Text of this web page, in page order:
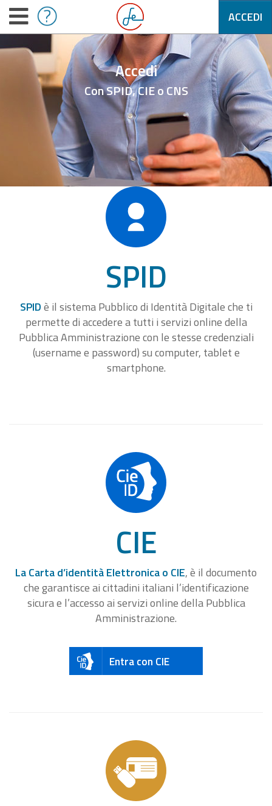
ACCEDI
Accedi
Con SPID, CIE o CNS
SPID
SPIDè il sistema Pubblico di Identità Digitale che ti
permette di accedere a tutti i servizi online della
Pubblica Amministrazione con le stesse credenziali
(username e password) su computer, tablet e
smartphone.
CIE
La Carta d’identità Elettronica o CIE, è il documento
che garantisce ai cittadini italiani l’identificazione
sicura e l’accesso ai servizi online della Pubblica
Amministrazione.
Entra con CIE